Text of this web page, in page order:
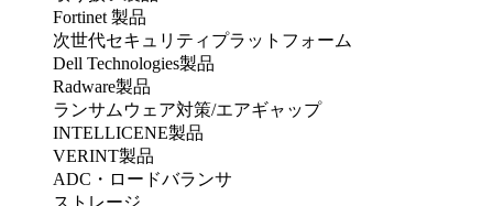
Fortinet 製品
次世代セキュリティプラットフォーム
Dell Technologies製品
Radware製品
ランサムウェア対策/エアギャップ
INTELLICENE製品
VERINT製品
ADC・ロードバランサ
ストレージ